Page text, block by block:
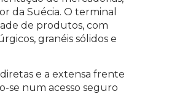
da Suécia. O terminal
de produtos, com
granéis sólidos e
e a extensa frente
se num acesso seguro